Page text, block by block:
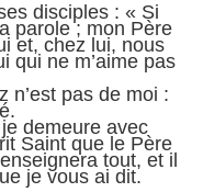
disciples : « Si
parole ; mon Père
et, chez lui, nous
qui ne m’aime pas
n’est pas de moi :
demeure avec
Saint que le Père
tout, et il
je vous ai dit.